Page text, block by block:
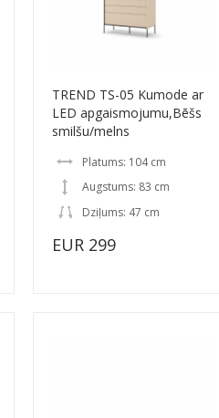
TREND TS-05 Kumode ar
LED apgaismojumu,Bēšs
smilšu/melns
Platums: 104 cm
Augstums: 83 cm
Dziļums: 47 cm
EUR 299